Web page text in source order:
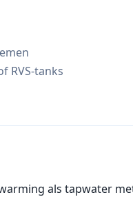
RVS-tanks
als tapwater